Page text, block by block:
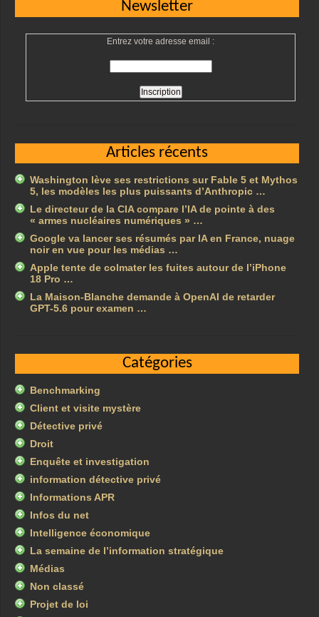
Newsletter
Entrez votre adresse email :
Articles récents
Washington lève ses restrictions sur Fable 5 et Mythos
5, les modèles les plus puissants d’Anthropic …
Le directeur de la CIA compare l’IA de pointe à des
« armes nucléaires numériques » …
Google va lancer ses résumés par IA en France, nuage
noir en vue pour les médias …
Apple tente de colmater les fuites autour de l’iPhone
18 Pro …
La Maison-Blanche demande à OpenAI de retarder
GPT-5.6 pour examen …
Catégories
Benchmarking
Client et visite mystère
Détective privé
Droit
Enquête et investigation
information détective privé
Informations APR
Infos du net
Intelligence économique
La semaine de l’information stratégique
Médias
Non classé
Projet de loi